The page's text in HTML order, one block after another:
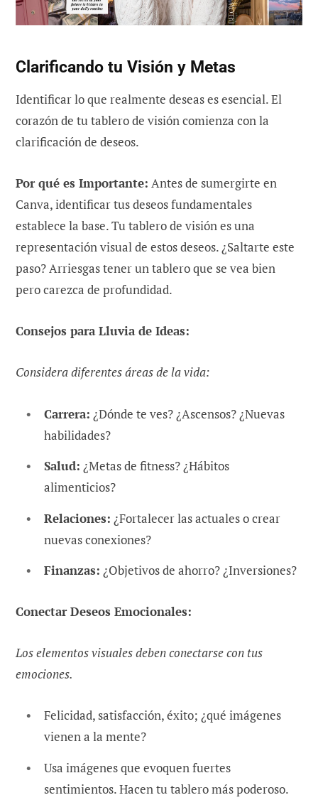
Clarificando tu Visión y Metas
Identificar lo que realmente deseas es esencial. El
corazón de tu tablero de visión comienza con la
clarificación de deseos.
Por qué es Importante: Antes de sumergirte en
Canva, identificar tus deseos fundamentales
establece la base. Tu tablero de visión es una
representación visual de estos deseos. ¿Saltarte este
paso? Arriesgas tener un tablero que se vea bien
pero carezca de profundidad.
Consejos para Lluvia de Ideas:
Considera diferentes áreas de la vida:
Carrera: ¿Dónde te ves? ¿Ascensos? ¿Nuevas
habilidades?
Salud: ¿Metas de fitness? ¿Hábitos
alimenticios?
Relaciones: ¿Fortalecer las actuales o crear
nuevas conexiones?
Finanzas: ¿Objetivos de ahorro? ¿Inversiones?
Conectar Deseos Emocionales:
Los elementos visuales deben conectarse con tus
emociones.
Felicidad, satisfacción, éxito; ¿qué imágenes
vienen a la mente?
Usa imágenes que evoquen fuertes
sentimientos. Hacen tu tablero más poderoso.